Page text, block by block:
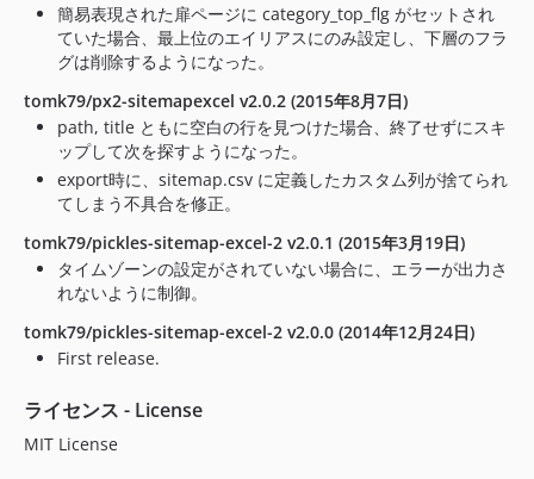
簡易表現された扉ページに category_top_flg がセットされ
ていた場合、最上位のエイリアスにのみ設定し、下層のフラ
グは削除するようになった。
tomk79/px2-sitemapexcel v2.0.2 (2015年8月7日)
path, title ともに空白の行を見つけた場合、終了せずにスキ
ップして次を探すようになった。
export時に、sitemap.csv に定義したカスタム列が捨てられ
てしまう不具合を修正。
tomk79/pickles-sitemap-excel-2 v2.0.1 (2015年3月19日)
タイムゾーンの設定がされていない場合に、エラーが出力さ
れないように制御。
tomk79/pickles-sitemap-excel-2 v2.0.0 (2014年12月24日)
First release.
ライセンス - License
MIT License